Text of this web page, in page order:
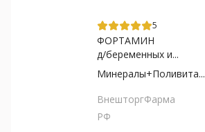
5
ФОРТАМИН
д/беременных и...
Минералы+Поливита...
ВнешторгФарма
РФ